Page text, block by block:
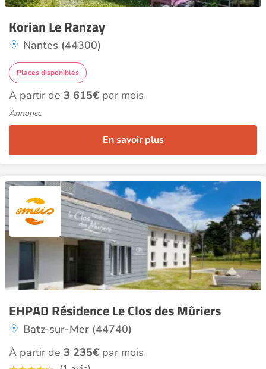
Korian Le Ranzay
Nantes (44300)
Places disponibles
À partir de 3 615€ par mois
Annonce
En savoir plus
EHPAD Résidence Le Clos des Mûriers
Batz-sur-Mer (44740)
À partir de 3 235€ par mois